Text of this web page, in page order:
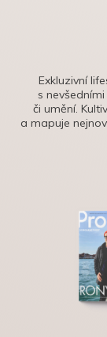
Exkluzivní
s
či umění.
a mapuje